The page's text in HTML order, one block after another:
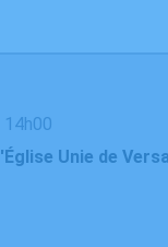
14h00
Unie de